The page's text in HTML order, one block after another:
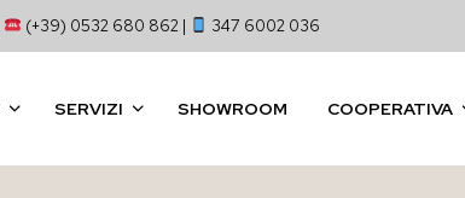
(+39) 0532 680 862 | 347 6002 036
SERVIZI SHOWROOM COOPERATIVA